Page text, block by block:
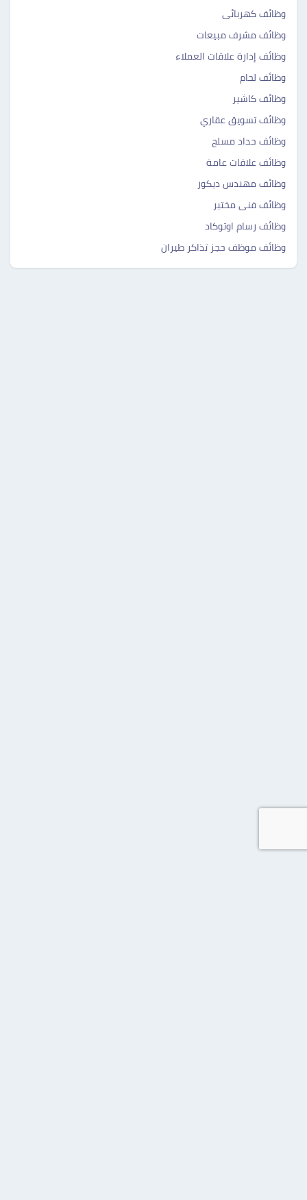
وظائف كهربائى
وظائف مشرف مبيعات
وظائف إدارة علاقات العملاء
وظائف لحام
وظائف كاشير
وظائف تسويق عقاري
وظائف حداد مسلح
وظائف علاقات عامة
وظائف مهندس ديكور
وظائف فنى مختبر
وظائف رسام اوتوكاد
وظائف موظف حجز تذاكر طيران